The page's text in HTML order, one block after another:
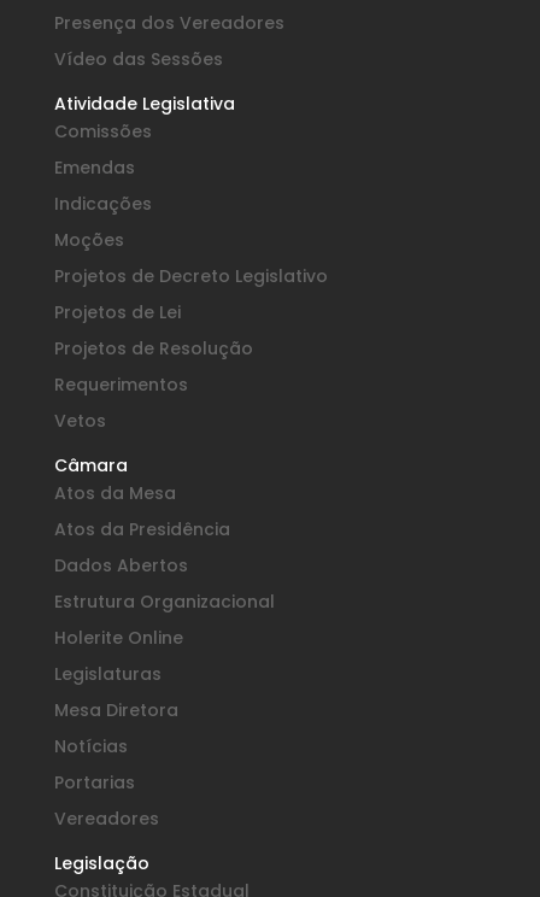
Presença dos Vereadores
Vídeo das Sessões
Atividade Legislativa
Comissões
Emendas
Indicações
Moções
Projetos de Decreto Legislativo
Projetos de Lei
Projetos de Resolução
Requerimentos
Vetos
Câmara
Atos da Mesa
Atos da Presidência
Dados Abertos
Estrutura Organizacional
Holerite Online
Legislaturas
Mesa Diretora
Notícias
Portarias
Vereadores
Legislação
Constituição Estadual